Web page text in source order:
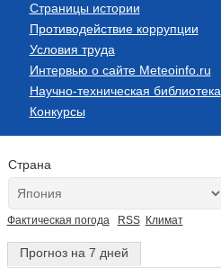
Страницы истории
Противодействие коррупции
Условия труда
Интервью о сайте Meteoinfo.ru
Научно-техническая библиотека
Конкурсы
Страна
Фактическая погода RSS Климат
Прогноз на 7 дней